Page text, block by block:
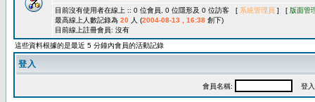
目前沒有使用者在線上 :: 0 位會員, 0 位隱形及 0 位訪客 [ 系統管理員 ] [ 版面管
最高線上人數記錄為 20 人 (2004-08-13 , 16:38 創下)
目前線上註冊會員: 沒有
這些資料根據的是最近 5 分鐘內會員的活動記錄
登入
會員名稱: 登入